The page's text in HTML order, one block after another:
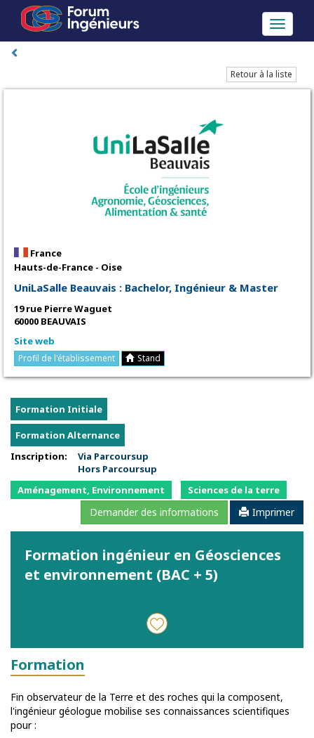
Toggle
Retour à la liste
France
Hauts-de-France - Oise
UniLaSalle Beauvais : Bachelor, Ingénieur & Master
19 rue Pierre Waguet
60000 BEAUVAIS
Site web
Profil de l'établissement Stand
Formation Initiale
Formation Alternance
Inscription:
Via Parcoursup
Hors Parcoursup
Aménagement, Environnement
Sciences de la terre
Demander des informations Imprimer
Formation ingénieur en Géosciences
et environnement (BAC + 5)
Formation
Fin observateur de la Terre et des roches qui la composent,
l'ingénieur géologue mobilise ses connaissances scientifiques
pour :